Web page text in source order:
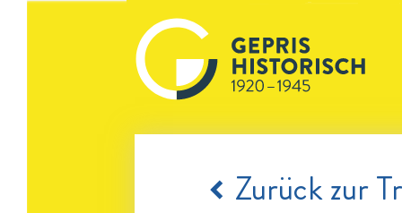
Zurück zur